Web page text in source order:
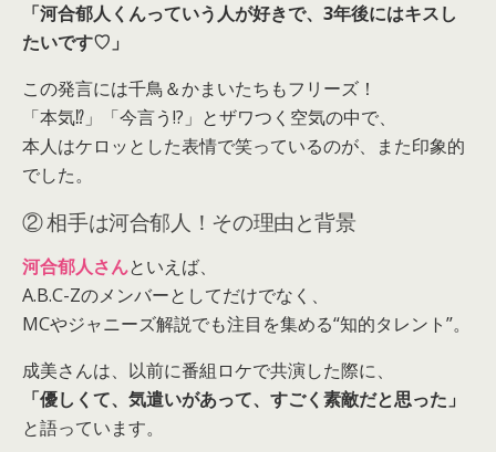
「河合郁人くんっていう人が好きで、3年後にはキスし
たいです♡」
この発言には千鳥＆かまいたちもフリーズ！
「本気⁉️」「今言う!?」とザワつく空気の中で、
本人はケロッとした表情で笑っているのが、また印象的
でした。
② 相手は河合郁人！その理由と背景
河合郁人さんといえば、
A.B.C-Zのメンバーとしてだけでなく、
MCやジャニーズ解説でも注目を集める“知的タレント”。
成美さんは、以前に番組ロケで共演した際に、
「優しくて、気遣いがあって、すごく素敵だと思った」
と語っています。